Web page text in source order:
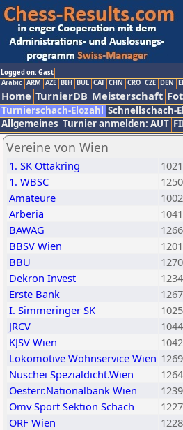
Logged on: Gast
Arabic ARM AZE BIH BUL CAT CHN CRO CZE DEN
Home TurnierDB Meisterschaft
Turnierschach-Elozahl Schnellschach-
Allgemeines Turnier anmelden: AUT
Vereine von Wien
1. SK Ottakring
1021
1. WBSC
1250
Amateure
1002
Arberia
1041
BAWAG
1266
BBSV Wien
1201
BBU
1270
Dekron Invest
1234
Erste Bank
1267
I. Simmeringer SK
1025
JRCV
1044
KJSV Wien
1042
Lokomotive Wohnservice Wien 1269
Nuschei Spezialdicht.Wien
1264
Oesterr.Nationalbank Wien
1239
Omv Sport Sektion Schach
1227
ORF Wien
1228